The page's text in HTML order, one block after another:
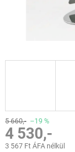
5 660,- –19 %
4 530,-
3 567 Ft ÁFA nélkül